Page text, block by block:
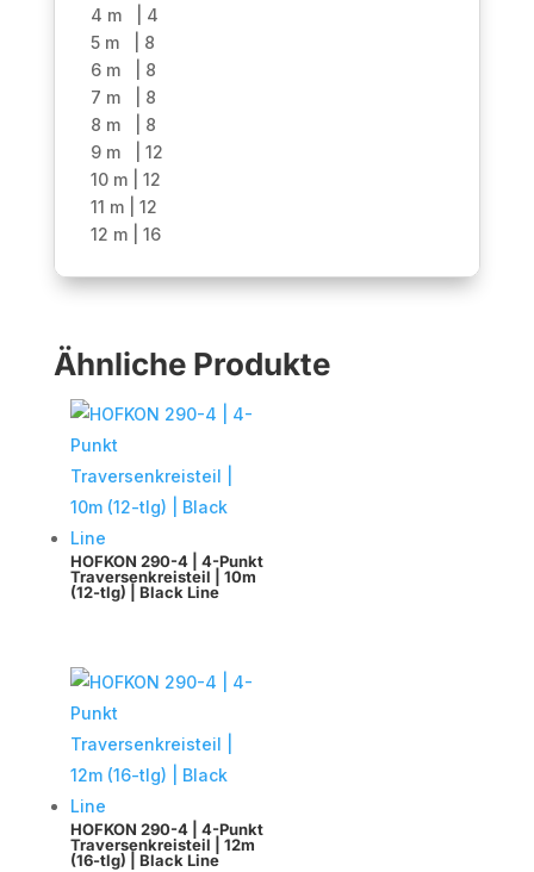
4 m | 4
5 m | 8
6 m | 8
7 m | 8
8 m | 8
9 m | 12
10 m | 12
11 m | 12
12 m | 16
Ähnliche Produkte
HOFKON 290-4 | 4-Punkt
Traversenkreisteil | 10m
(12-tlg) | Black Line
HOFKON 290-4 | 4-Punkt
Traversenkreisteil | 12m
(16-tlg) | Black Line